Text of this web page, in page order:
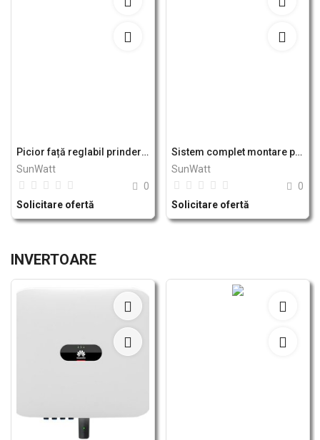
Picior față reglabil prinderi panou solar fotovoltaic - sistem B Breckner Germany
SunWatt
0
Solicitare ofertă
Sistem complet montare pe beton pentru 4 panouri solare fotovoltaice cu unghi 20 grade - Breckner Germany
SunWatt
0
Solicitare ofertă
INVERTOARE